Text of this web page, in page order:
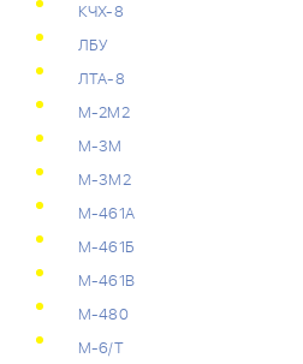
КЧХ-8
ЛБУ
ЛТА-8
М-2М2
М-3М
М-3М2
М-461А
М-461Б
М-461В
М-480
М-6/Т